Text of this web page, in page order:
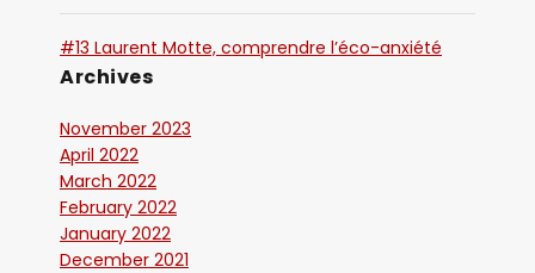
#13 Laurent Motte, comprendre l’éco-anxiété
Archives
November 2023
April 2022
March 2022
February 2022
January 2022
December 2021